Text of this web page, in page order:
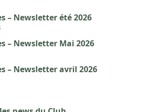
– Newsletter été 2026
– Newsletter Mai 2026
– Newsletter avril 2026